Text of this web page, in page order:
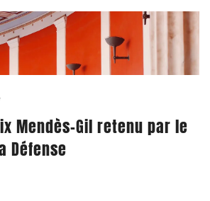
Mendès-Gil retenu par le
Défense
aménagement
et assurance
lapolitique de confidentialité